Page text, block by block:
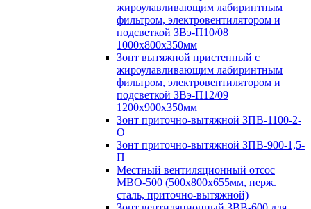
жироулавливающим лабиринтным
фильтром, электровентилятором и
подсветкой ЗВэ-П10/08
1000х800х350мм
Зонт вытяжной пристенный с
жироулавливающим лабиринтным
фильтром, электровентилятором и
подсветкой ЗВэ-П12/09
1200х900х350мм
Зонт приточно-вытяжной ЗПВ-1100-2-
О
Зонт приточно-вытяжной ЗПВ-900-1,5-
П
Местный вентиляционный отсос
МВО-500 (500х800х655мм, нерж.
сталь, приточно-вытяжной)